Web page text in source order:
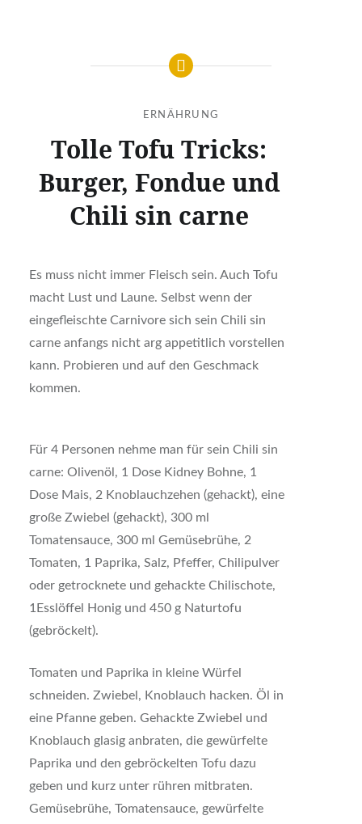
ERNÄHRUNG
Tolle Tofu Tricks:
Burger, Fondue und
Chili sin carne
Es muss nicht immer Fleisch sein. Auch Tofu
macht Lust und Laune. Selbst wenn der
eingefleischte Carnivore sich sein Chili sin
carne anfangs nicht arg appetitlich vorstellen
kann. Probieren und auf den Geschmack
kommen.
Für 4 Personen nehme man für sein Chili sin
carne: Olivenöl, 1 Dose Kidney Bohne, 1
Dose Mais, 2 Knoblauchzehen (gehackt), eine
große Zwiebel (gehackt), 300 ml
Tomatensauce, 300 ml Gemüsebrühe, 2
Tomaten, 1 Paprika, Salz, Pfeffer, Chilipulver
oder getrocknete und gehackte Chilischote,
1Esslöffel Honig und 450 g Naturtofu
(gebröckelt).
Tomaten und Paprika in kleine Würfel
schneiden. Zwiebel, Knoblauch hacken. Öl in
eine Pfanne geben. Gehackte Zwiebel und
Knoblauch glasig anbraten, die gewürfelte
Paprika und den gebröckelten Tofu dazu
geben und kurz unter rühren mitbraten.
Gemüsebrühe, Tomatensauce, gewürfelte